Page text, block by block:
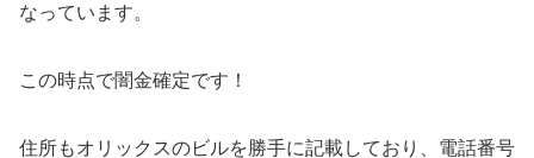
なっています。
この時点で闇金確定です！
住所もオリックスのビルを勝手に記載しており、電話番号